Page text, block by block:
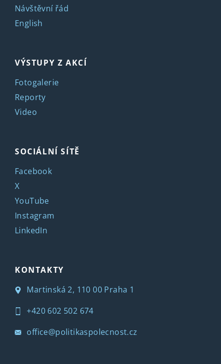
Návštěvní řád
English
VÝSTUPY Z AKCÍ
Fotogalerie
Reporty
Video
SOCIÁLNÍ SÍTĚ
Facebook
X
YouTube
Instagram
LinkedIn
KONTAKTY
Martinská 2, 110 00 Praha 1
+420 602 502 674
office@politikaspolecnost.cz